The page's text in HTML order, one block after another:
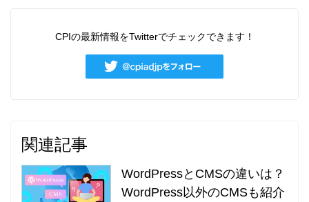
CPIの最新情報をTwitterでチェックできます！
関連記事
WordPressとCMSの違いは？
WordPress以外のCMSも紹介